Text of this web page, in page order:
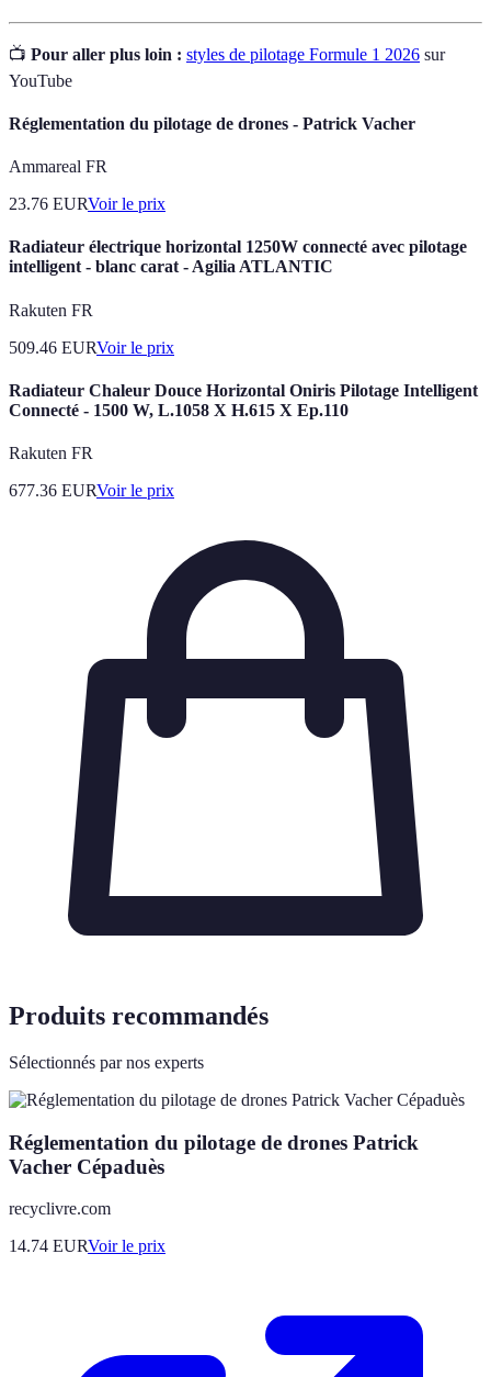
📺 Pour aller plus loin : styles de pilotage Formule 1 2026 sur
YouTube
Réglementation du pilotage de drones - Patrick Vacher
Ammareal FR
23.76 EURVoir le prix
Radiateur électrique horizontal 1250W connecté avec pilotage
intelligent - blanc carat - Agilia ATLANTIC
Rakuten FR
509.46 EURVoir le prix
Radiateur Chaleur Douce Horizontal Oniris Pilotage Intelligent
Connecté - 1500 W, L.1058 X H.615 X Ep.110
Rakuten FR
677.36 EURVoir le prix
Produits recommandés
Sélectionnés par nos experts
Réglementation du pilotage de drones Patrick
Vacher Cépaduès
recyclivre.com
14.74 EURVoir le prix